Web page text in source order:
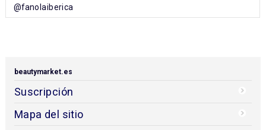
@fanolaiberica
beautymarket.es
Suscripción
Mapa del sitio